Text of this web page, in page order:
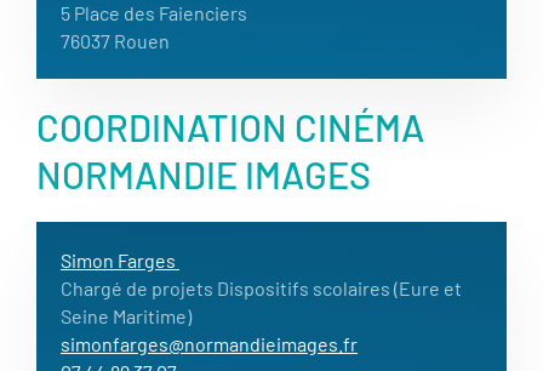
5 Place des Faienciers
76037 Rouen
COORDINATION CINÉMA
NORMANDIE IMAGES
Simon Farges
Chargé de projets Dispositifs scolaires (Eure et
Seine Maritime)
simonfarges@normandieimages.fr